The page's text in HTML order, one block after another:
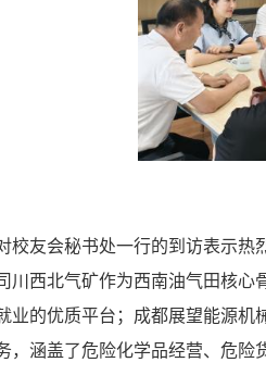
校友会秘书处一行的到访表示
川西北气矿作为西南油气田核
业的优质平台；成都展望能源
，涵盖了危险化学品经营、危